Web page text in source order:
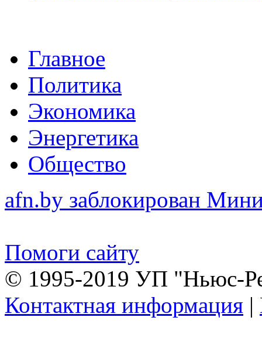
Главное
Политика
Экономика
Энергетика
Общество
afn.by заблокирован
Помоги сайту
© 1995-2019 УП "Ньюс-
Контактная информация |